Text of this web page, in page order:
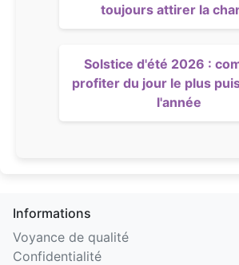
toujours attirer la
Solstice d'été 2026 :
profiter du jour le plus
l'année
Informations
Voyance de qualité
Confidentialité